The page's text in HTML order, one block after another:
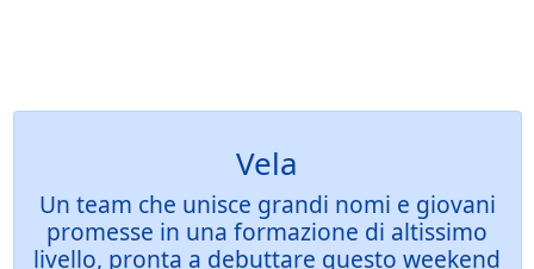
Vela
Un team che unisce grandi nomi e giovani
promesse in una formazione di altissimo
livello, pronta a debuttare questo weekend